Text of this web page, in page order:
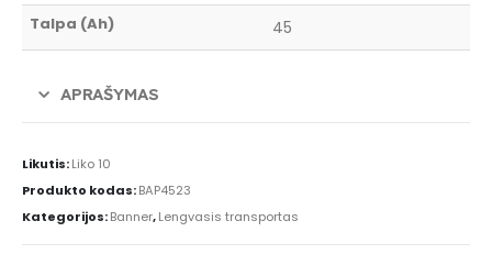
Talpa (Ah) 45
APRAŠYMAS
Likutis:Liko 10
Produkto kodas:BAP4523
Kategorijos:Banner,Lengvasis transportas